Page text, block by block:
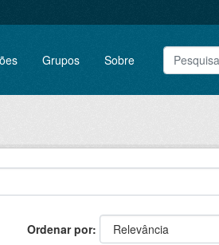
Grupos Sobre
Ordenar por